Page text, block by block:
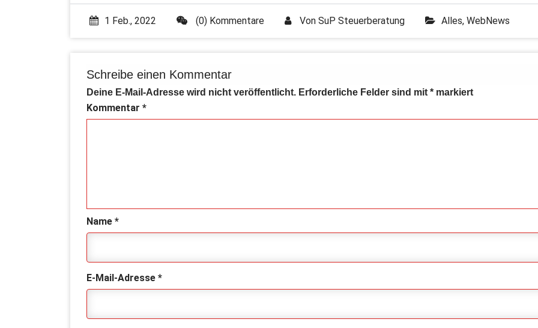
1 Feb., 2022 (0) Kommentare Von SuP Steuerberatung Alles, WebNews
Schreibe einen Kommentar
Deine E-Mail-Adresse wird nicht veröffentlicht. Erforderliche Felder sind mit * markiert
Kommentar *
Name *
E-Mail-Adresse *